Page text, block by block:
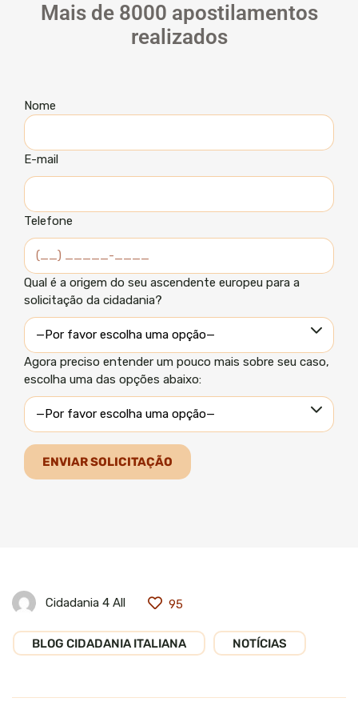
Mais de 8000 apostilamentos
realizados
Nome
E-mail
Telefone
Qual é a origem do seu ascendente europeu para a
solicitação da cidadania?
Agora preciso entender um pouco mais sobre seu caso,
escolha uma das opções abaixo:
Cidadania 4 All 95
BLOG CIDADANIA ITALIANA NOTÍCIAS